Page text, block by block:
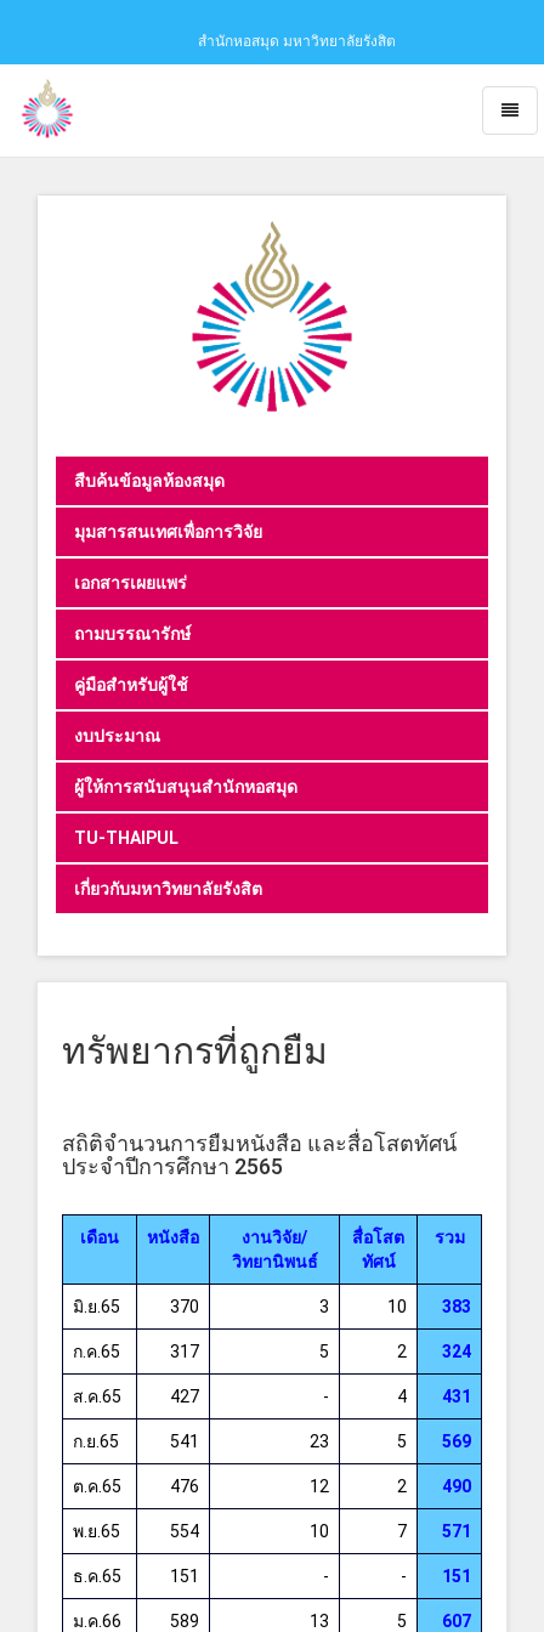
สำนักหอสมุด มหาวิทยาลัยรังสิต
go
สืบค้นข้อมูลห้องสมุด
มุมสารสนเทศเพื่อการวิจัย
เอกสารเผยแพร่
ถามบรรณารักษ์
คู่มือสำหรับผู้ใช้
งบประมาณ
ผู้ให้การสนับสนุนสำนักหอสมุด
TU-THAIPUL
เกี่ยวกับมหาวิทยาลัยรังสิต
ทรัพยากรที่ถูกยืม
สถิติจำนวนการยืมหนังสือ และสื่อโสตทัศน์
ประจำปีการศึกษา 2565
เดือน หนังสือ
งานวิจัย/
วิทยานิพนธ์
สื่อโสต
ทัศน์
รวม
มิ.ย.65 370 3 10 383
ก.ค.65 317 5 2 324
ส.ค.65 427 - 4 431
ก.ย.65 541 23 5 569
ต.ค.65 476 12 2 490
พ.ย.65 554 10 7 571
ธ.ค.65 151 - - 151
ม.ค.66 589 13 5 607